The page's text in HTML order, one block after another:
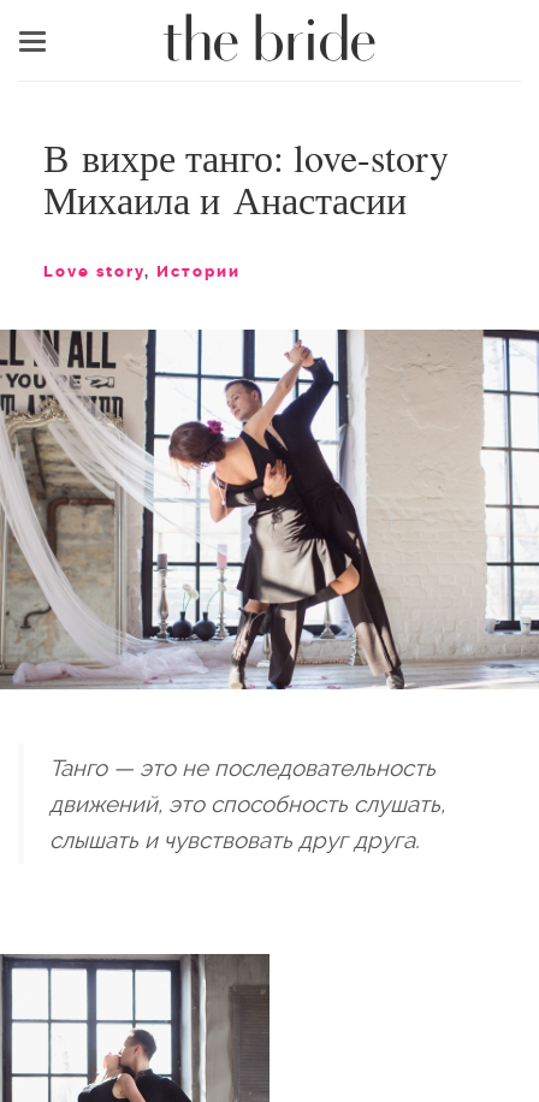
Меню
В вихре танго: love-story
Михаила и Анастасии
Love story, Истории
Танго — это не последовательность
движений, это способность слушать,
слышать и чувствовать друг друга.